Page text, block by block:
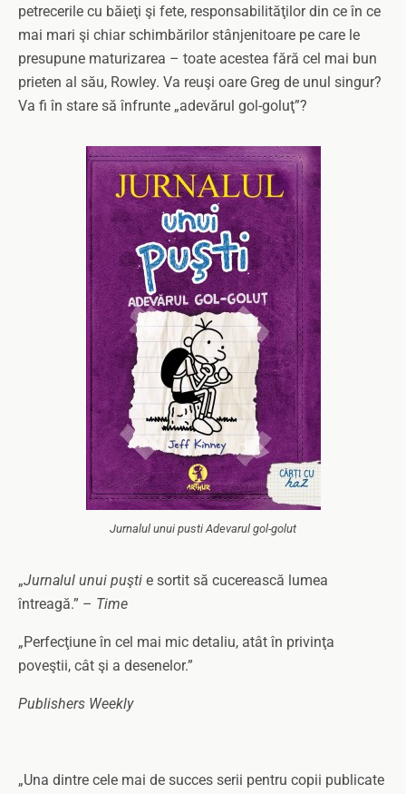
petrecerile cu băieţi şi fete, responsabilităţilor din ce în ce
mai mari şi chiar schimbărilor stânjenitoare pe care le
presupune maturizarea – toate acestea fără cel mai bun
prieten al său, Rowley. Va reuşi oare Greg de unul singur?
Va fi în stare să înfrunte „adevărul gol-goluţ”?
Jurnalul unui pusti Adevarul gol-golut
„Jurnalul unui puşti e sortit să cucerească lumea
întreagă.” – Time
„Perfecţiune în cel mai mic detaliu, atât în privinţa
poveştii, cât şi a desenelor.”
Publishers Weekly
„Una dintre cele mai de succes serii pentru copii publicate